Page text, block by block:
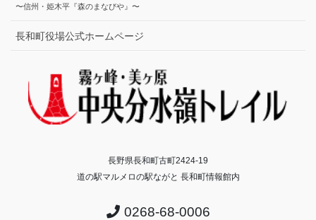
〜信州・姫木平『森のまなびや』〜
長和町役場公式ホームページ
長野県長和町古町2424-19
道の駅マルメロの駅ながと 長和町情報館内
0268-68-0006